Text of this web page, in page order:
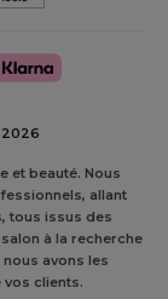
2026
et beauté. Nous
allant
tous issus des
à la recherche
avons les
clients.